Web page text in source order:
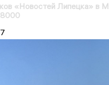
«Новостей Липецка» в
8000